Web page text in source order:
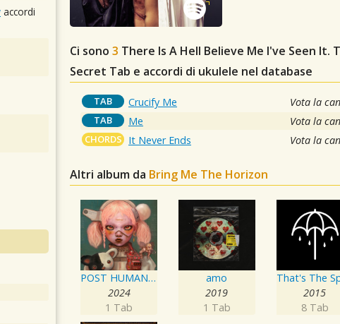
Ci sono 3 There Is A Hell Believe Me I've Seen It.
Secret Tab e accordi di ukulele nel database
TAB Crucify Me Vota la
TAB Me Vota la
CHORDS It Never Ends Vota la
Altri album da Bring Me The Horizon
POST HUMAN: NeX GEn
2024
1 Tab
amo
2019
1 Tab
2015
8 Tab
accordi